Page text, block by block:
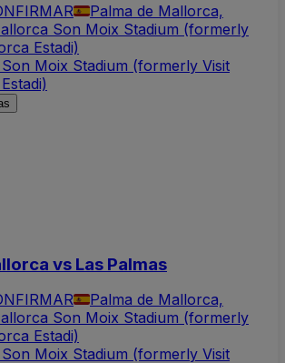
Palma de Mallorca,
Son Moix Stadium (formerly
Estadi)
Moix Stadium (formerly Visit
vs Las Palmas
Palma de Mallorca,
Son Moix Stadium (formerly
Estadi)
Moix Stadium (formerly Visit